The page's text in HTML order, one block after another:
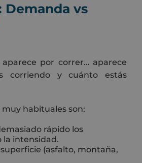
Demanda vs
por correr… aparece
corriendo y cuánto estás
habituales son:
rápido los
la intensidad.
(asfalto, montaña,